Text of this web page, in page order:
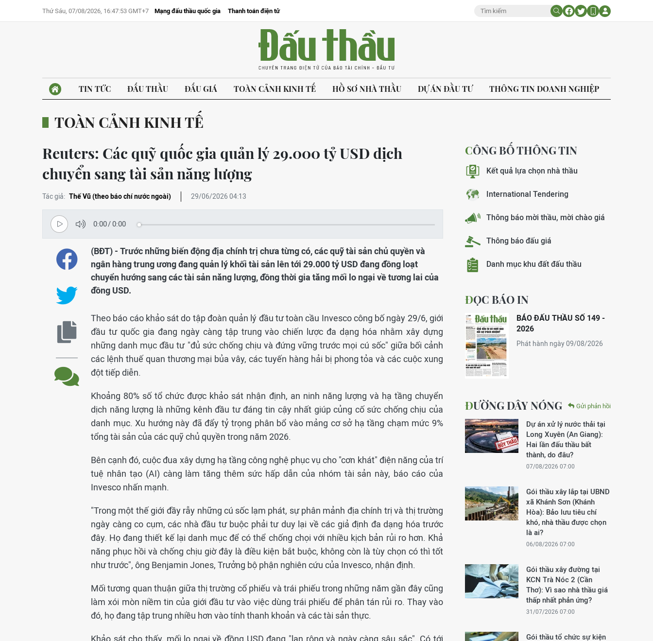
Thứ Sáu, 07/08/2026, 16:47:53 GMT+7 Mạng đấu thầu quốc gia Thanh toán điện tử
TIN TỨC ĐẤU THẦU ĐẤU GIÁ TOÀN CẢNH KINH TẾ HỒ SƠ NHÀ THẦU DỰ ÁN ĐẦU TƯ THÔNG TIN DOANH NGHIỆP
TOÀN CẢNH KINH TẾ
Reuters: Các quỹ quốc gia quản lý 29.000 tỷ USD dịch
chuyển sang tài sản năng lượng
Tác giả: Thế Vũ (theo báo chí nước ngoài) 29/06/2026 04:13
0:00/0:00
(BĐT) - Trước những biến động địa chính trị chưa từng có, các quỹ tài sản chủ quyền và
ngân hàng trung ương đang quản lý khối tài sản lên tới 29.000 tỷ USD đang đồng loạt
chuyển hướng sang các tài sản năng lượng, đồng thời gia tăng mối lo ngại về tương lai của
đồng USD.
Theo báo cáo khảo sát do tập đoàn quản lý đầu tư toàn cầu Invesco công bố ngày 29/6, giới
đầu tư quốc gia đang ngày càng tập trung vào chiến lược đa dạng hóa nhằm xây dựng
những danh mục đầu tư "đủ sức chống chịu và đứng vững trước mọi cú sốc" giữa bối cảnh
các lệnh thuế quan thương mại bủa vây, các tuyến hàng hải bị phong tỏa và các cuộc xung
đột tiếp diễn.
Khoảng 80% số tổ chức được khảo sát nhận định, an ninh năng lượng và hạ tầng chuyển
dịch năng lượng là những kênh đầu tư đáng tin cậy nhất giúp củng cố sức chống chịu của
danh mục. Xu hướng này đã đẩy tỷ trọng phân bổ vào mảng cơ sở hạ tầng chạm mức 9%
tổng tài sản của các quỹ chủ quyền trong năm 2026.
Bên cạnh đó, cuộc đua xây dựng hạ tầng công nghệ phục vụ cho "cơn khát" điện năng của trí
tuệ nhân tạo (AI) càng làm tăng thêm sức hấp dẫn của nhóm tài sản này, báo cáo của
Invesco nhấn mạnh.
"Trong một thế giới đầy rẫy những cú sốc lạm phát, sự phân mảnh địa chính trị và thị trường
ngày càng co cụm, các nhà đầu tư buộc phải tư duy lại về các giả định đa dạng hóa trước
đây. Họ đang thiết kế lại danh mục để có thể chống chọi với nhiều kịch bản rủi ro hơn. Khả
năng phục hồi và chống chịu giờ đây là điều kiện bắt buộc, không còn là tùy chọn có thì tốt
như trước", ông Benjamin Jones, Trưởng bộ phận nghiên cứu của Invesco, nhận định.
Mối tương quan thuận giữa thị trường cổ phiếu và trái phiếu trong những năm gần đây cũng
làm xói mòn niềm tin của giới đầu tư vào việc dùng trái phiếu để phân tán rủi ro. Thay vào
đó, họ đang tập trung nhiều hơn vào tính thanh khoản và các tài sản thực.
Khảo sát cho thấy, mối lo ngại về đồng USD đang "lan rộng và ngày càng sâu sắc". Có tới
CÔNG BỐ THÔNG TIN
Kết quả lựa chọn nhà thầu
International Tendering
Thông báo mời thầu, mời chào giá
Thông báo đấu giá
Danh mục khu đất đấu thầu
ĐỌC BÁO IN
BÁO ĐẤU THẦU SỐ 149 -
2026
Phát hành ngày 09/08/2026
ĐƯỜNG DÂY NÓNG Gửi phản hồi
Dự án xử lý nước thải tại
Long Xuyên (An Giang):
Hai lần đấu thầu bất
thành, do đâu?
07/08/2026 07:00
Gói thầu xây lắp tại UBND
xã Khánh Sơn (Khánh
Hòa): Bảo lưu tiêu chí
khó, nhà thầu được chọn
là ai?
06/08/2026 07:00
Gói thầu xây đường tại
KCN Trà Nóc 2 (Cần
Thơ): Vì sao nhà thầu giá
thấp nhất phản ứng?
31/07/2026 07:00
Gói thầu tổ chức sự kiện